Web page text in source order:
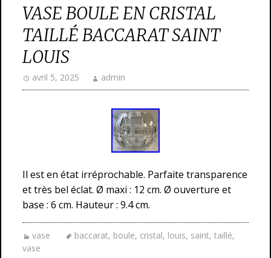
VASE BOULE EN CRISTAL
TAILLÉ BACCARAT SAINT
LOUIS
avril 5, 2025 admin
Il est en état irréprochable. Parfaite transparence
et très bel éclat. Ø maxi : 12 cm. Ø ouverture et
base : 6 cm. Hauteur : 9.4 cm.
vase baccarat, boule, cristal, louis, saint, taillé,
vase